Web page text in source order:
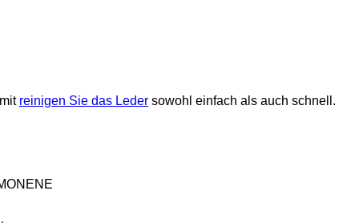
reinigen Sie das Leder sowohl einfach als auch schnell.